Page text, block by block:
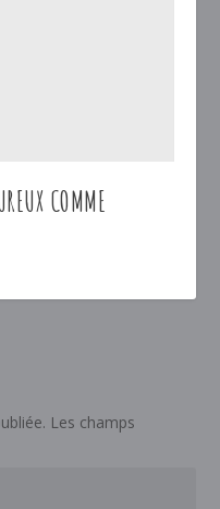
COMME
Les champs